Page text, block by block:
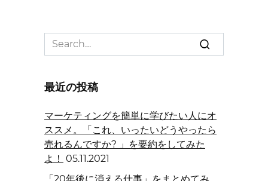
Search
for:
最近の投稿
マーケティングを簡単に学びたい人にオ
ススメ。「これ、いったいどうやったら
売れるんですか? 」を要約をしてみた
よ！ 05.11.2021